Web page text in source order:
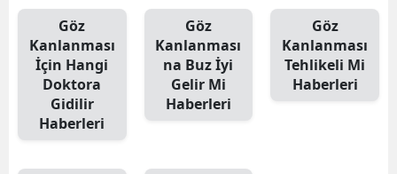
Göz
Kanlanması
İçin Hangi
Doktora
Gidilir
Haberleri
Göz
Kanlanması
na Buz İyi
Gelir Mi
Haberleri
Göz
Kanlanması
Tehlikeli Mi
Haberleri